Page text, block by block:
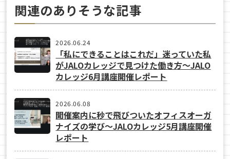
関連のありそうな記事
2026.06.24
「私にできることはこれだ」迷っていた私
がJALOカレッジで見つけた働き方〜JALO
カレッジ6月講座開催レポート
2026.06.08
開催案内に秒で飛びついたオフィスオーガ
ナイズの学び〜JALOカレッジ5月講座開催
レポート